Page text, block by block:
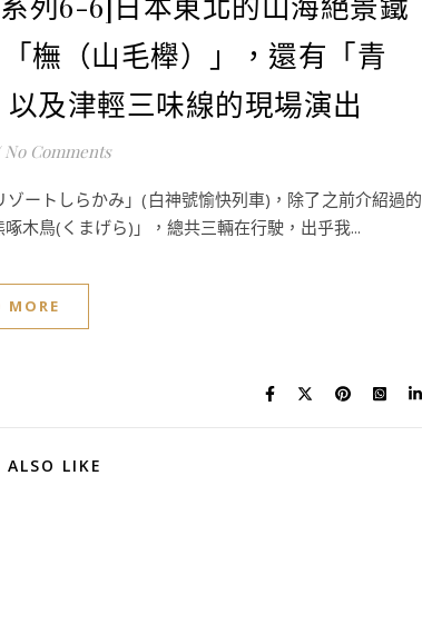
橅（山毛櫸）」，還有「青
及津輕三味線的現場演出
No Comments
ートしらかみ」(白神號愉快列車)，除了之前介紹過的
木鳥(くまげら)」，總共三輛在行駛，出乎我...
MORE
LIKE